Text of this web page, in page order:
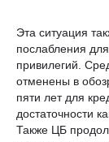
Эта ситуация
послабления
привилегий.
отменены в
пяти лет для
достаточности
Также ЦБ